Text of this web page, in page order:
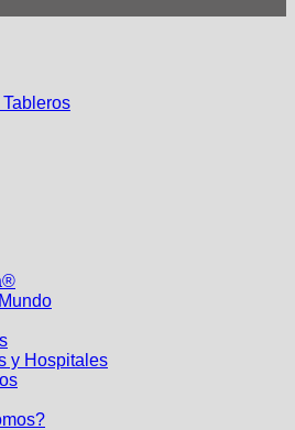
y Hospitales